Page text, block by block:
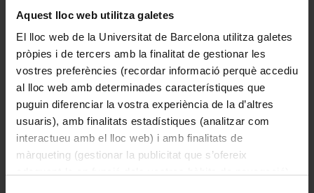
Aquest lloc web utilitza galetes
El lloc web de la Universitat de Barcelona utilitza galetes
pròpies i de tercers amb la finalitat de gestionar les
vostres preferències (recordar informació perquè accediu
al lloc web amb determinades característiques que
puguin diferenciar la vostra experiència de la d’altres
usuaris), amb finalitats estadístiques (analitzar com
interactueu amb el lloc web) i amb finalitats de
màrqueting (gestionar la publicitat que s’ofereix
Authors:B Martínez-Prat; O Arteaga; F Sagués; J Ignés-
Mullol
Journal: HardwareX
Vol:16
Number:e00480
Start page:
Last page:
DOI: doi
Institutional repositories: